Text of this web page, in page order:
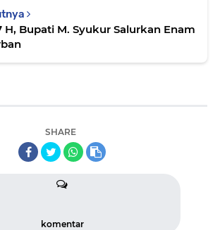
H, Bupati M. Syukur Salurkan Enam
SHARE
komentar